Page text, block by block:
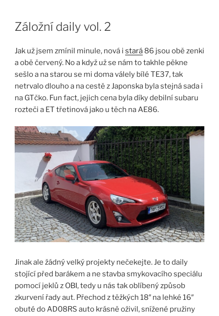
contentZáložní daily vol. 2
Jak už jsem zmínil minule, nová i stará 86 jsou obě zenki
a obě červený. No a když už se nám to takhle pěkne
sešlo a na starou se mi doma válely bílé TE37, tak
netrvalo dlouho a na cestě z Japonska byla stejná sada i
na GTčko. Fun fact, jejich cena byla díky debilní subaru
rozteči a ET třetinová jako u těch na AE86.
Jinak ale žádný velký projekty nečekejte. Je to daily
stojící před barákem a ne stavba smykovacího speciálu
pomocí jeklů z OBI, tedy u nás tak oblíbený způsob
zkurvení řady aut. Přechod z těžkých 18″ na lehké 16″
obuté do AD08RS auto krásně oživil, snížené pružiny